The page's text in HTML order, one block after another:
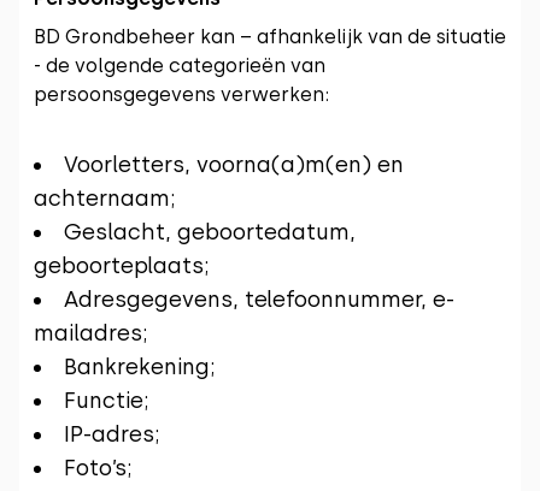
BD Grondbeheer kan – afhankelijk van de situatie
- de volgende categorieën van
persoonsgegevens verwerken:
Voorletters, voorna(a)m(en) en
achternaam;
Geslacht, geboortedatum,
geboorteplaats;
Adresgegevens, telefoonnummer, e-
mailadres;
Bankrekening;
Functie;
IP-adres;
Foto’s;